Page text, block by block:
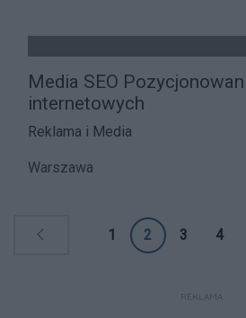
Media SEO
internetowych
Reklama i Media
Warszawa
1 2 3 4
REKLAMA